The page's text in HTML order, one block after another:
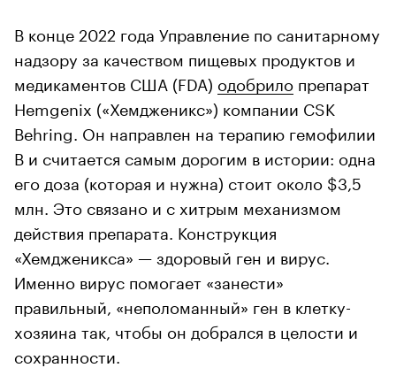
В конце 2022 года Управление по санитарному
надзору за качеством пищевых продуктов и
медикаментов США (FDA) одобрило препарат
Hemgenix («Хемдженикс») компании CSK
Behring. Он направлен на терапию гемофилии
B и считается самым дорогим в истории: одна
его доза (которая и нужна) стоит около $3,5
млн. Это связано и с хитрым механизмом
действия препарата. Конструкция
«Хемдженикса» — здоровый ген и вирус.
Именно вирус помогает «занести»
правильный, «неполоманный» ген в клетку-
хозяина так, чтобы он добрался в целости и
сохранности.